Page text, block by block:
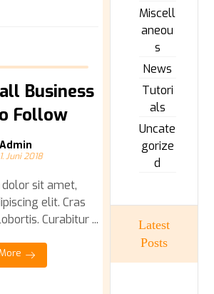
Business
Follow
Admin
1. Juni 2018
sit amet,
elit. Cras
Curabitur ...
Miscell
aneou
s
News
Tutori
als
Uncate
gorize
d
Latest
Posts